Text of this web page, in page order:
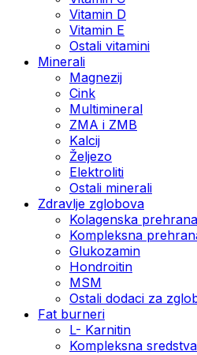
Vitamin D
Vitamin E
Ostali vitamini
Minerali
Magnezij
Cink
Multimineral
ZMA i ZMB
Kalcij
Željezo
Elektroliti
Ostali minerali
Zdravlje zglobova
Kolagenska
Kompleksna
Glukozamin
Hondroitin
MSM
Ostali dodaci za
Fat burneri
L- Karnitin
Kompleksna